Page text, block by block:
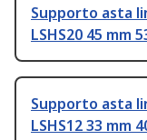
Supporto asta
LSHS20 45 mm
Supporto asta
LSHS12 33 mm